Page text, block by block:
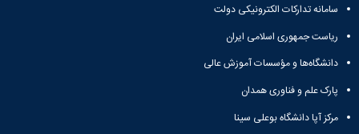
سامانه تدارکات الکترونیکی دولت
ریاست جمهوری اسلامی ایران
دانشگاه‌ها و مؤسسات آموزش عالی
پارک علم و فناوری همدان
مرکز آپا دانشگاه بوعلی سینا